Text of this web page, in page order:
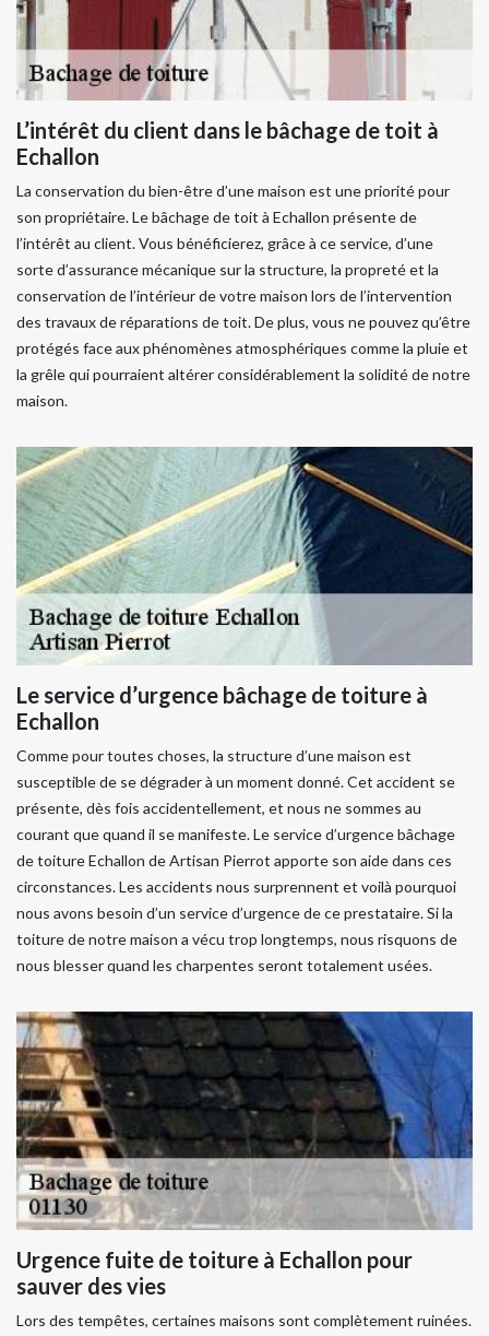
L’intérêt du client dans le bâchage de toit à
Echallon
La conservation du bien-être d’une maison est une priorité pour
son propriétaire. Le bâchage de toit à Echallon présente de
l’intérêt au client. Vous bénéficierez, grâce à ce service, d’une
sorte d’assurance mécanique sur la structure, la propreté et la
conservation de l’intérieur de votre maison lors de l’intervention
des travaux de réparations de toit. De plus, vous ne pouvez qu’être
protégés face aux phénomènes atmosphériques comme la pluie et
la grêle qui pourraient altérer considérablement la solidité de notre
maison.
Le service d’urgence bâchage de toiture à
Echallon
Comme pour toutes choses, la structure d’une maison est
susceptible de se dégrader à un moment donné. Cet accident se
présente, dès fois accidentellement, et nous ne sommes au
courant que quand il se manifeste. Le service d’urgence bâchage
de toiture Echallon de Artisan Pierrot apporte son aide dans ces
circonstances. Les accidents nous surprennent et voilà pourquoi
nous avons besoin d’un service d’urgence de ce prestataire. Si la
toiture de notre maison a vécu trop longtemps, nous risquons de
nous blesser quand les charpentes seront totalement usées.
Urgence fuite de toiture à Echallon pour
sauver des vies
Lors des tempêtes, certaines maisons sont complètement ruinées.